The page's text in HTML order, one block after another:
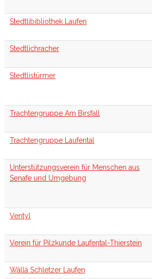
Stedtlibibliothek Laufen
Stedtlichracher
Stedtlistürmer
Trachtengruppe Am Birsfall
Trachtengruppe Laufental
Unterstützungsverein für Menschen aus
Senafe und Umgebung
Ventyl
Verein für Pilzkunde Laufental-Thierstein
Wällä Schletzer Laufen